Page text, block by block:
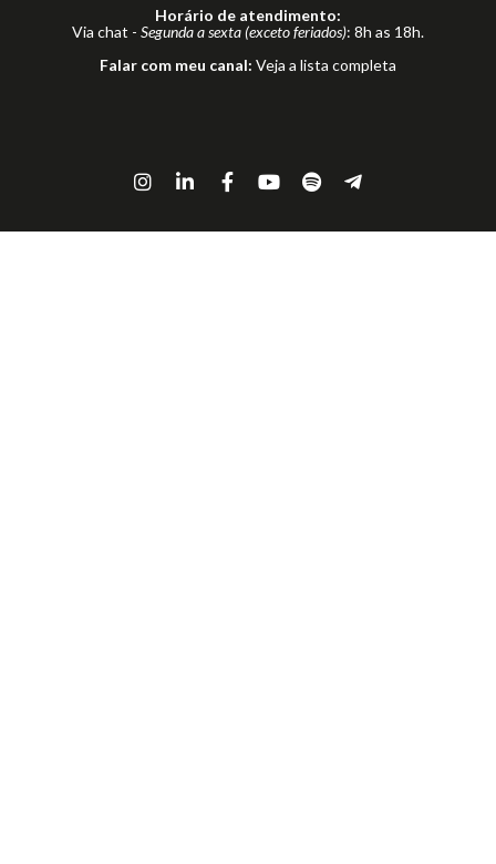
Horário de atendimento:
Via chat - Segunda a sexta (exceto feriados): 8h as 18h.
Falar com meu canal: Veja a lista completa